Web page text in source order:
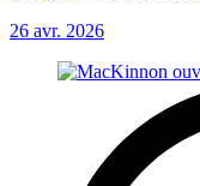
26 avr. 2026